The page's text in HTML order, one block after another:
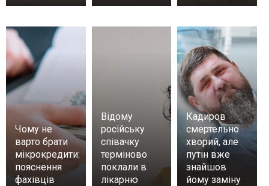
Чому не
варто брати
мікрокредити:
пояснення
фахівців
Відому
російську
співачку
терміново
поклали в
лікарню
Кадиров
смертельно
хворий, але
путін вже
знайшов
йому заміну